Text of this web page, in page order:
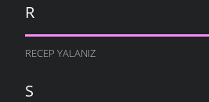
R
RECEP YALANIZ
S